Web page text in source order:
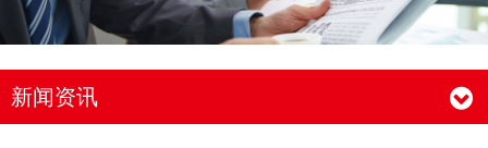
新闻资讯